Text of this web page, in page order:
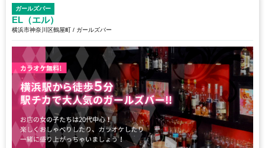
ガールズバー
EL（エル）
横浜市神奈川区鶴屋町 / ガールズバー